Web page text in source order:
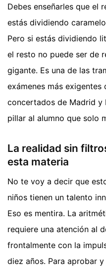
Debes enseñarles que el
estás dividiendo
Pero si estás dividiendo
el resto no puede ser de
gigante. Es una de las
exámenes más
concertados de Madrid y
pillar al alumno que solo
La realidad sin
esta materia
No te voy a decir que
niños tienen un talento
Eso es mentira. La
requiere una atención al
frontalmente con la
diez años. Para aprobar